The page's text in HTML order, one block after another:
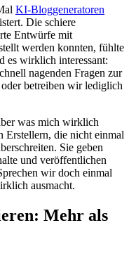
KI-Bloggeneratoren
Die schiere
Entwürfe mit
werden konnten, fühlte
es wirklich interessant:
nagenden Fragen zur
betreiben wir lediglich
was mich wirklich
Erstellern, die nicht einmal
Sie geben
und veröffentlichen
wir doch einmal
ausmacht.
Mehr als